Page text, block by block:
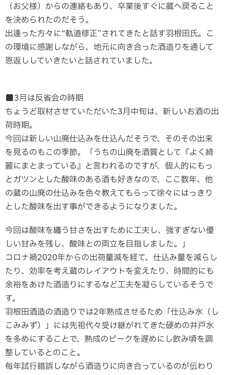
（お父様）からの連絡もあり、卒業後すぐに蔵へ戻ること
を決められたのだそう。
出逢った方々に“軌道修正”されてきたと話す羽根田氏。こ
の環境に感謝しながら、地元に向き合った酒造りを通して
恩返ししていきたいと話されていました。
3月は反省会の時期
ちょうど取材させていただいた3月中旬は、新しいお酒の出
荷時期。
今回は新しい山廃仕込みを仕込んだそうで、そのその出来
を見るのもこの季節。「うちの山廃を酒質として『よく綺
麗にまとまっている』と言われるのですが、個人的にもっ
とガツンとした酸味のある酒も好きなので、ここ数年、他
の蔵の山廃の仕込みを色々教えてもらって徐々にはっきり
とした酸味を出す事ができるようになりました。
今回は酸味を纏う甘さを出すために工夫し、強すぎない優
しい甘みを残し、酸味との両立を目指しました。」
コロナ禍2020年からの出荷量減を経て、仕込み量を減らし
たり、効率を考え蔵のレイアウトを変えたり、時間的にも
余裕をあけた酒造りにするなど工夫を凝らしているそうで
す。
羽根田酒造の酒造りでは2年熟成させるため「仕込み水（し
こみみず）」には先祖代々受け継がれてきた硬めの井戸水
を多めにすることで、熟成のピークを遅めにし飲み頃を調
整しているとのこと。
毎年試行錯誤しながら酒造りに向き合っているのが伝わり